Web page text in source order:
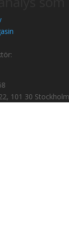
101 30 Stockholm